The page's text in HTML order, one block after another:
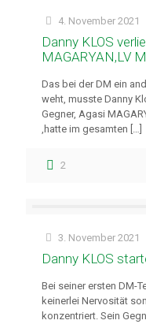
4. November 2021
Danny KLOS
MAGARYAN,LV
Das bei der DM ein
weht, musste Danny
Gegner, Agasi
,hatte im gesamten […]
2
3. November 2021
Danny KLOS
Bei seiner ersten DM-
keinerlei Nervosität
konzentriert. Sein